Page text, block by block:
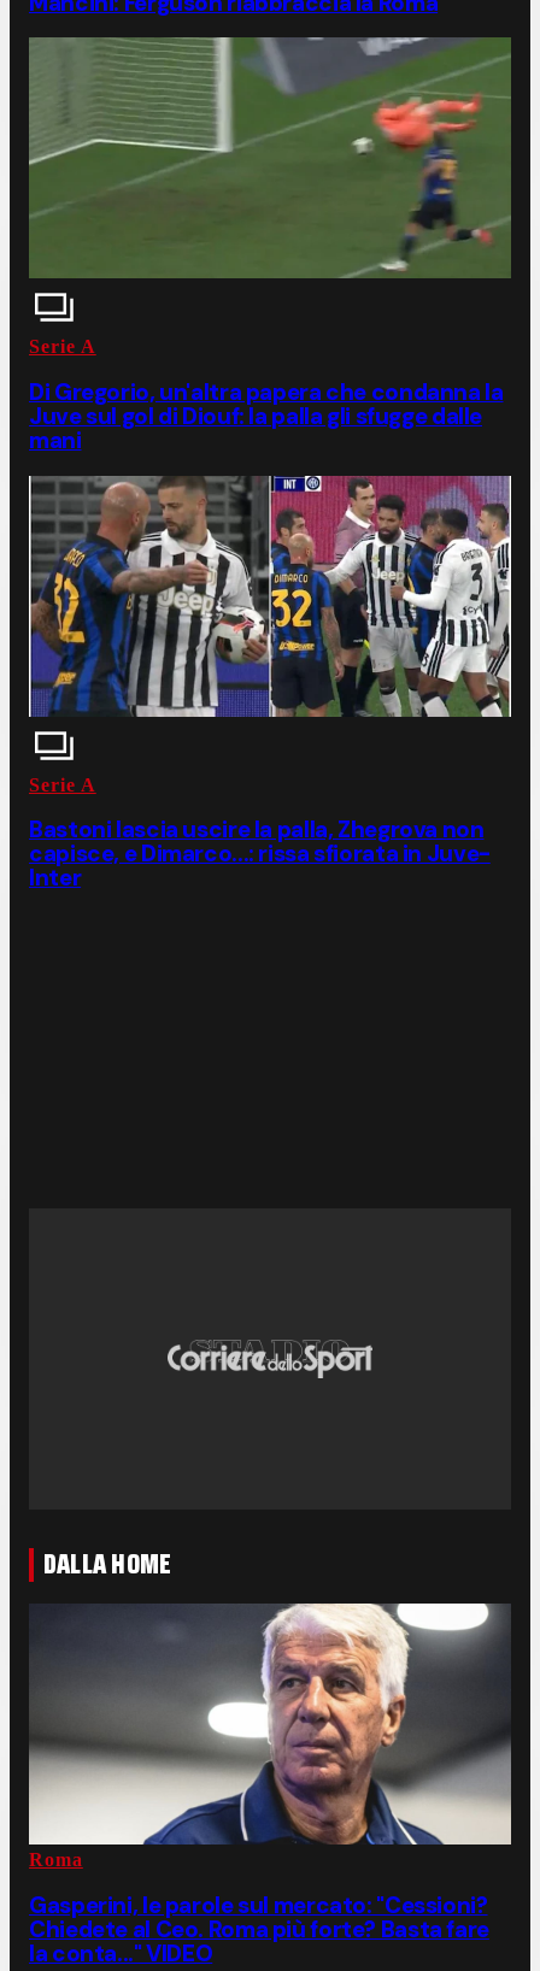
Serie A
Di Gregorio, un'altra papera che condanna la
Juve sul gol di Diouf: la palla gli sfugge dalle
mani
Serie A
Bastoni lascia uscire la palla, Zhegrova non
capisce, e Dimarco...: rissa sfiorata in Juve-
Inter
DALLA HOME
Roma
Gasperini, le parole sul mercato: "Cessioni?
Chiedete al Ceo. Roma più forte? Basta fare
la conta..." VIDEO